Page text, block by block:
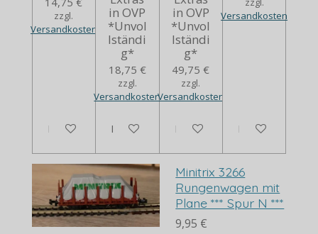
zzgl.
Versandkosten
In den Warenkorb
in OVP
*Unvol
lständi
g*
18,75 €
zzgl.
Versandkosten
In den Warenkorb
in OVP
*Unvol
lständi
g*
49,75 €
zzgl.
Versandkosten
Bei Verfügbarkeit
Versandkosten
In den
Minitrix 3266
Rungenwagen mit
Plane *** Spur N ***
9,95 €